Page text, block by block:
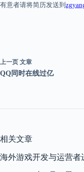
有意者请将简历发送到
上一页 文章
QQ同时在线过亿
相关文章
海外游戏开发与运营者